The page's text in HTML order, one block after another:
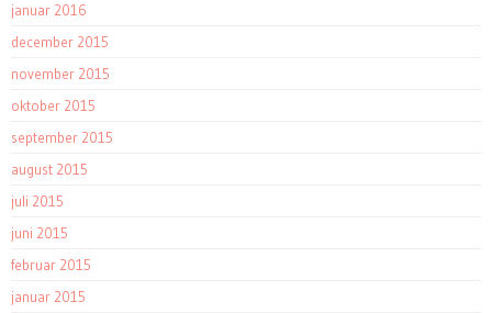
januar 2016
december 2015
november 2015
oktober 2015
september 2015
august 2015
juli 2015
juni 2015
februar 2015
januar 2015